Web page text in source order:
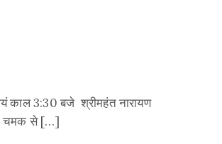
काल 3:30 बजे श्रीमहंत नारायण
चमक से […]